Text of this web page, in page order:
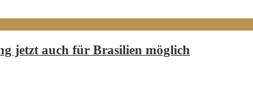
jetzt auch für Brasilien möglich